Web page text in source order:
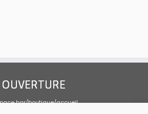
OUVERTURE
bar/boutique/accueil